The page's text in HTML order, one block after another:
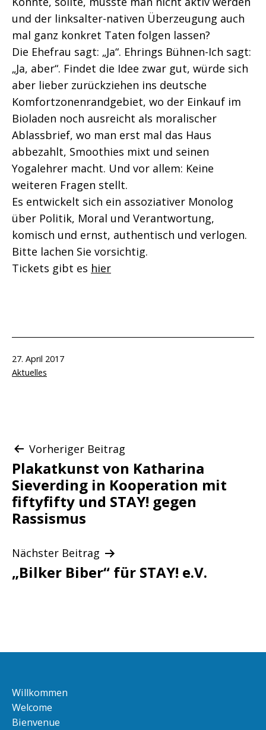
und der linksalter-nativen Überzeugung auch
mal ganz konkret Taten folgen lassen?
Die Ehefrau sagt: „Ja“. Ehrings Bühnen-Ich sagt:
„Ja, aber“. Findet die Idee zwar gut, würde sich
aber lieber zurückziehen ins deutsche
Komfortzonenrandgebiet, wo der Einkauf im
Bioladen noch ausreicht als moralischer
Ablassbrief, wo man erst mal das Haus
abbezahlt, Smoothies mixt und seinen
Yogalehrer macht. Und vor allem: Keine
weiteren Fragen stellt.
Es entwickelt sich ein assoziativer Monolog
über Politik, Moral und Verantwortung,
komisch und ernst, authentisch und verlogen.
Bitte lachen Sie vorsichtig.
Tickets gibt es hier
Veröffentlicht
am
27. April 2017
Kategorisiert
Aktuelles
Beitragsnavigation
Vorheriger Beitrag
Plakatkunst von Katharina
Sieverding in Kooperation mit
fiftyfifty und STAY! gegen
Rassismus
Nächster Beitrag
„Bilker Biber“ für STAY! e.V.
Willkommen
Welcome
Bienvenue